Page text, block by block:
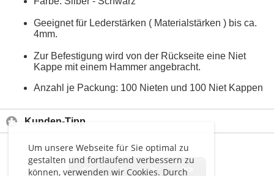
Um unsere Webseite für Sie optimal zu
gestalten und fortlaufend verbessern zu
können, verwenden wir Cookies. Durch
Geeignet für Lederstärken ( Materialstärken ) bis ca.
4mm.
Zur Befestigung wird von der Rückseite eine Niet
Kappe mit einem Hammer angebracht.
Anzahl je Packung: 100 Nieten und 100 Niet Kappen
Kunden-Tipp
<< < > >>